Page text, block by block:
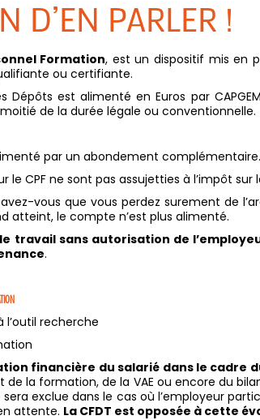
D’EN PARLER !
Formation, est un dispositif mis en
ou certifiante.
est alimenté en Euros par
de la durée légale ou conventionnelle.
par un abondement complémentaire.
CPF ne sont pas assujetties à l’impôt sur
vous que vous perdez surement de
atteint, le compte n’est plus alimenté.
travail sans autorisation de
.
recherche
financière du salarié dans le cadre
la formation, de la VAE ou encore du
sera exclue dans le cas où l’employeur
attente. La CFDT est opposée à cette